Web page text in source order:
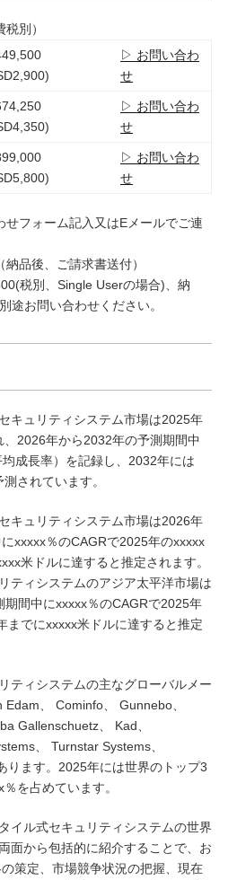
別）
▷ お問い合わ
せ
▷ お問い合わ
せ
▷ お問い合わ
せ
せフォーム記入又はEメールでご連
品後、ご請求書送付）
税別、Single Userの場合)、納
途お問い合わせください。
キュリティシステム市場は2025年
2026年から2032年の予測期間中
成長率）を記録し、2032年には
されています。
キュリティシステム市場は2026年
xxxxx％のCAGRで2025年のxxxxx
米ドルに達すると推定されます。
ティシステムのアジア太平洋市場は
間中にxxxxx％のCAGRで2025年
までにxxxxx米ドルに達すると推定
ティシステムの主なグローバルメー
、 Cominfo、 Gunnebo、
Gallenschuetz、 Kad、
、 Turnstar Systems、
ります。2025年には世界のトップ3
を占めています。
イル式セキュリティシステムの世界
面から包括的に紹介することで、お
策定、市場競争状況の把握、現在